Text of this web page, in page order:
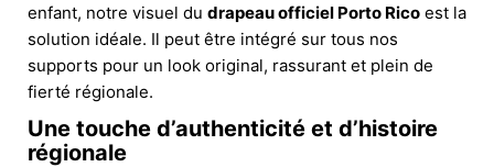
enfant, notre visuel du drapeau officiel Porto Rico est la
solution idéale. Il peut être intégré sur tous nos
supports pour un look original, rassurant et plein de
fierté régionale.
Une touche d’authenticité et d’histoire
régionale